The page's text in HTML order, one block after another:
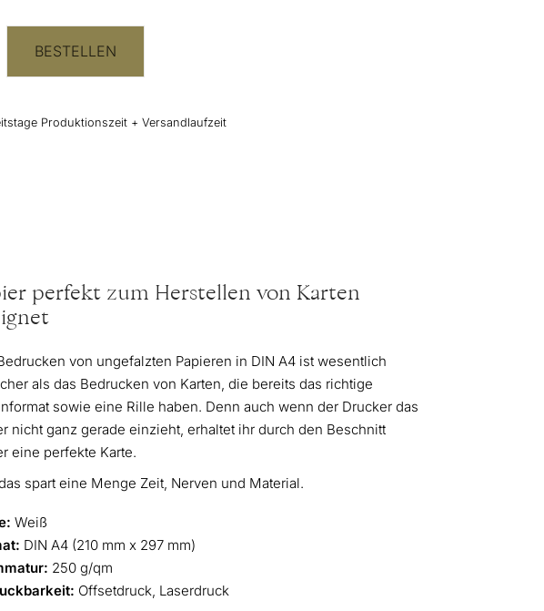
BESTELLEN
Produktionszeit + Versandlaufzeit
perfekt zum Herstellen von Karten
von ungefalzten Papieren in DIN A4 ist wesentlich
als das Bedrucken von Karten, die bereits das richtige
sowie eine Rille haben. Denn auch wenn der Drucker das
nicht ganz gerade einzieht, erhaltet ihr durch den Beschnitt
eine perfekte Karte.
spart eine Menge Zeit, Nerven und Material.
Weiß
DIN A4 (210 mm x 297 mm)
250 g/qm
Offsetdruck, Laserdruck